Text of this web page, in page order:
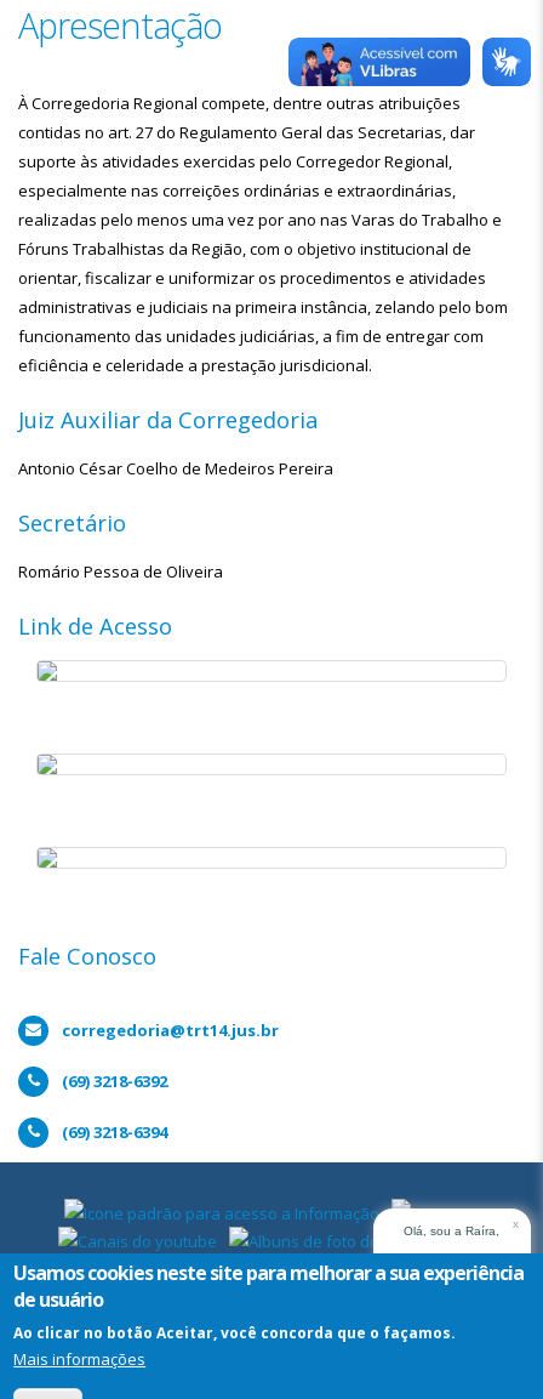
Apresentação
À Corregedoria Regional compete, dentre outras atribuições
contidas no art. 27 do Regulamento Geral das Secretarias, dar
suporte às atividades exercidas pelo Corregedor Regional,
especialmente nas correições ordinárias e extraordinárias,
realizadas pelo menos uma vez por ano nas Varas do Trabalho e
Fóruns Trabalhistas da Região, com o objetivo institucional de
orientar, fiscalizar e uniformizar os procedimentos e atividades
administrativas e judiciais na primeira instância, zelando pelo bom
funcionamento das unidades judiciárias, a fim de entregar com
eficiência e celeridade a prestação jurisdicional.
Juiz Auxiliar da Corregedoria
Antonio César Coelho de Medeiros Pereira
Secretário
Romário Pessoa de Oliveira
Link de Acesso
Corregedoria
Judicial
Eletrônico
Cor)
Fale Conosco
corregedoria@trt14.jus.br
(69) 3218-6392
(69) 3218-6394
Olá, sou a Raíra,
assistente virtual do
TRT14. Em que posso
x
Usamos cookies neste site para melhorar a sua experiência
de usuário
Ao clicar no botão Aceitar, você concorda que o façamos.
Mais informações